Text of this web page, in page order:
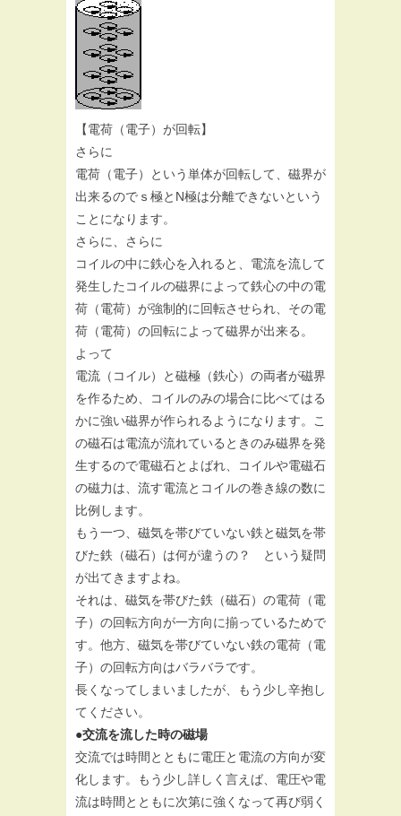
【電荷（電子）が回転】
さらに
電荷（電子）という単体が回転して、磁界が
出来るのでｓ極とN極は分離できないという
ことになります。
さらに、さらに
コイルの中に鉄心を入れると、電流を流して
発生したコイルの磁界によって鉄心の中の電
荷（電荷）が強制的に回転させられ、その電
荷（電荷）の回転によって磁界が出来る。
よって
電流（コイル）と磁極（鉄心）の両者が磁界
を作るため、コイルのみの場合に比べてはる
かに強い磁界が作られるようになります。こ
の磁石は電流が流れているときのみ磁界を発
生するので電磁石とよばれ、コイルや電磁石
の磁力は、流す電流とコイルの巻き線の数に
比例します。
もう一つ、磁気を帯びていない鉄と磁気を帯
びた鉄（磁石）は何が違うの？ という疑問
が出てきますよね。
それは、磁気を帯びた鉄（磁石）の電荷（電
子）の回転方向が一方向に揃っているためで
す。他方、磁気を帯びていない鉄の電荷（電
子）の回転方向はバラバラです。
長くなってしまいましたが、もう少し辛抱し
てください。
●交流を流した時の磁場
交流では時間とともに電圧と電流の方向が変
化します。もう少し詳しく言えば、電圧や電
流は時間とともに次第に強くなって再び弱く